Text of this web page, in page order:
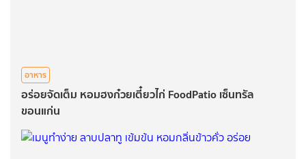
อาหาร
อร่อยจัดเต็ม หอมฮงก๋วยเตี๋ยวไก่ FoodPatio เซ็นทรัล
ขอนแก่น